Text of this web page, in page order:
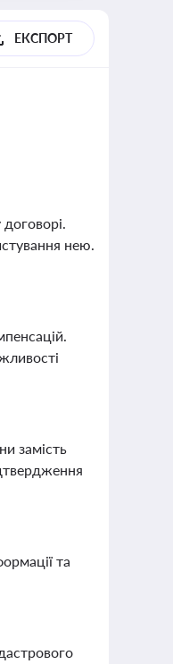
ЕКСПОРТ
нею.
замість
та